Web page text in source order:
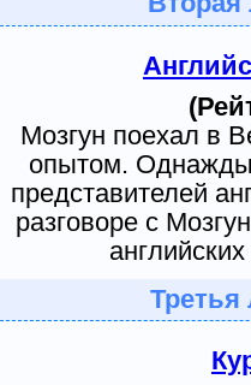
Мозгун поехал в
опытом. Однажды
представителей
разговоре с
Третья